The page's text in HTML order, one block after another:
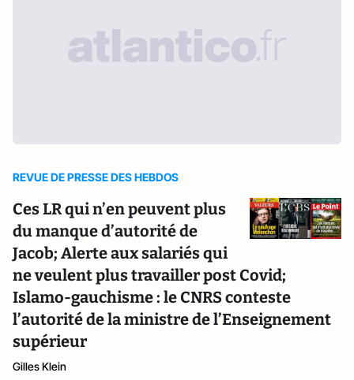
REVUE DE PRESSE DES HEBDOS
Ces LR qui n’en peuvent plus
du manque d’autorité de
Jacob; Alerte aux salariés qui
ne veulent plus travailler post Covid;
Islamo-gauchisme : le CNRS conteste
l’autorité de la ministre de l’Enseignement
supérieur
Gilles Klein